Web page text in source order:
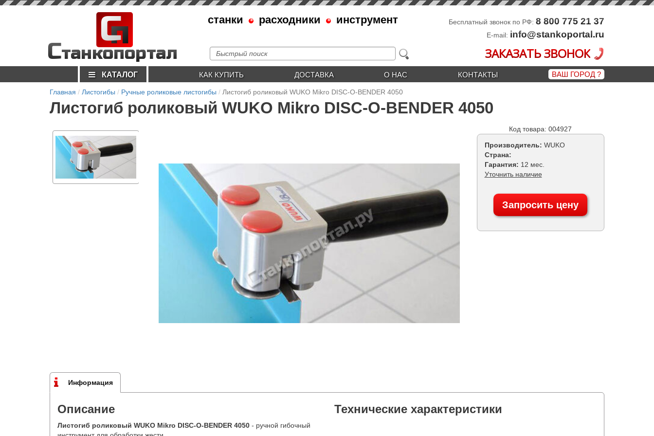
п
С
Станкопортал
станки расходники инструмент Бесплатный звонок по РФ: 8 800 775 21 37
E-mail: info@stankoportal.ru
ЗАКАЗАТЬ ЗВОНОК
КАТАЛОГ КАК КУПИТЬ ДОСТАВКА О НАС КОНТАКТЫ ВАШ ГОРОД?
Главная Листогибы Ручные роликовые листогибы Листогиб роликовый WUKO Mikro DISC-O-BENDER 4050
Листогиб роликовый WUKO Mikro DISC-O-BENDER 4050
Код товара: 004927
Производитель: WUKO
Страна:
Гарантия: 12 мес.
Уточнить наличие
Запросить цену
Информация
Описание
Листогиб роликовый WUKO Mikro DISC-O-BENDER 4050 - ручной гибочный
Технические характеристики